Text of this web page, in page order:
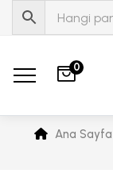
0
Ana Sayfa